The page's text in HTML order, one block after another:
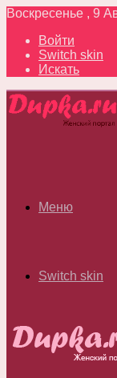
Воскресенье , 9
Войти
Switch skin
Искать
Меню
Switch skin